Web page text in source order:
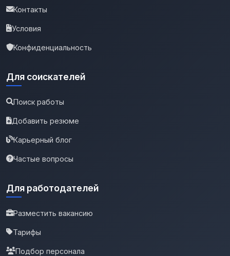
Контакты
Условия
Конфиденциальность
Для соискателей
Поиск работы
Добавить резюме
Карьерный блог
Частые вопросы
Для работодателей
Разместить вакансию
Тарифы
Подбор персонала